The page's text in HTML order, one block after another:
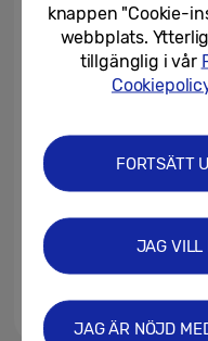
knappen "Cookie-
webbplats.
tillgänglig i vår
FORTSÄTT
JAG VILL
JAG ÄR NÖJD